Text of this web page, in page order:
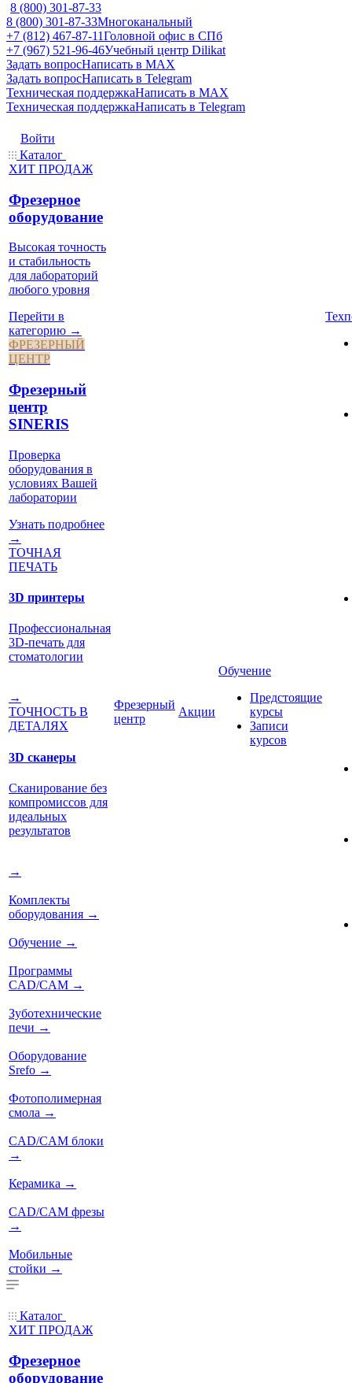
8 (800) 301-87-33
8 (800) 301-87-33Многоканальный
+7 (812) 467-87-11Головной офис в СПб
+7 (967) 521-96-46Учебный центр Dilikat
Задать вопросНаписать в MAX
Задать вопросНаписать в Telegram
Техническая поддержкаНаписать в MAX
Техническая поддержкаНаписать в Telegram
Войти
Каталог
ХИТ ПРОДАЖ
Фрезерное
оборудование
Высокая точность
и стабильность
для лабораторий
любого уровня
Перейти в
категорию →
ФРЕЗЕРНЫЙ
ЦЕНТР
Фрезерный
центр
SINERIS
Проверка
оборудования в
условиях Вашей
лаборатории
Узнать подробнее
→
ТОЧНАЯ
ПЕЧАТЬ
3D принтеры
Профессиональная
3D-печать для
стоматологии
→
ТОЧНОСТЬ В
ДЕТАЛЯХ
3D сканеры
Сканирование без
компромиссов для
идеальных
результатов
→
Комплекты
оборудования →
Обучение →
Программы
CAD/CAM →
Зуботехнические
печи →
Оборудование
Srefo →
Фотополимерная
смола →
CAD/CAM блоки
→
Керамика →
CAD/CAM фрезы
→
Мобильные
стойки →
Фрезерный
центр
Акции
Обучение
Предстоящие
курсы
Записи
курсов
Каталог
ХИТ ПРОДАЖ
Фрезерное
оборудование